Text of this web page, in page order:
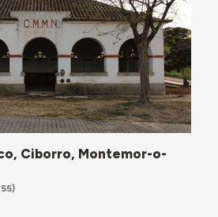
Ciborro, Montemor-o-